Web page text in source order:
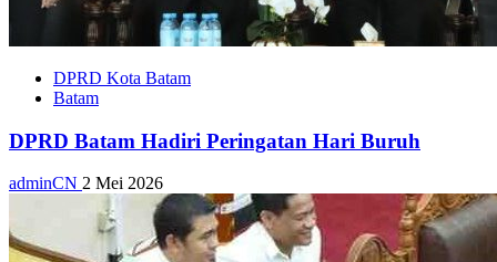
DPRD Kota Batam
Batam
DPRD Batam Hadiri Peringatan Hari Buruh
adminCN 2 Mei 2026